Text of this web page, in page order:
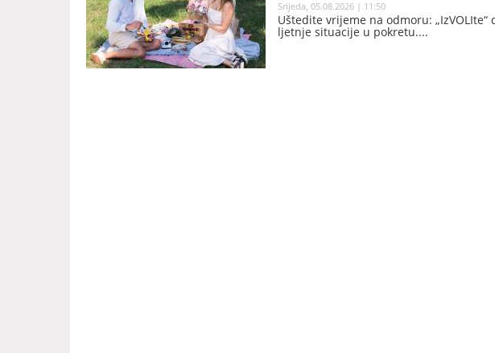
Srijeda, 05.08.2026 | 11:50
Uštedite vrijeme na odmoru: „IzVOLIte“
ljetnje situacije u pokretu.